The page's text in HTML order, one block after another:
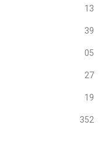
13
39
05
27
19
352